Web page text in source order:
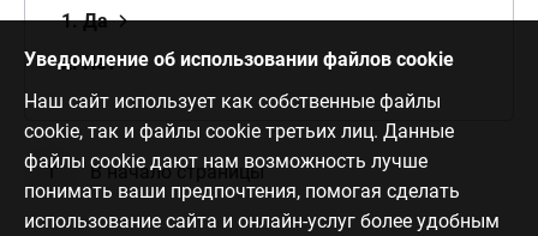
1. Да
2. Нет
В начало страницы
Уведомление об использовании файлов cookie
Наш сайт использует как собственные файлы
cookie, так и файлы cookie третьих лиц. Данные
файлы cookie дают нам возможность лучше
понимать ваши предпочтения, помогая сделать
использование сайта и онлайн-услуг более удобным